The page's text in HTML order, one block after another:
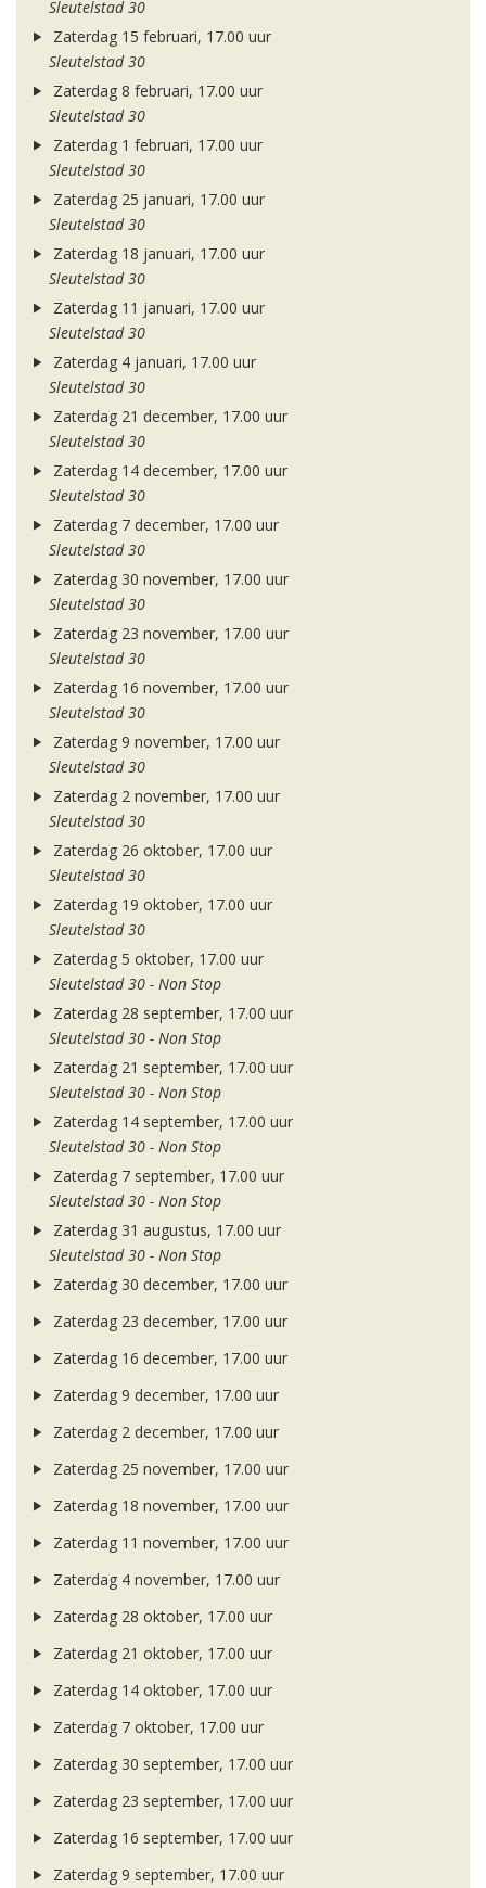
Sleutelstad 30
Zaterdag 15 februari, 17.00 uur
Sleutelstad 30
Zaterdag 8 februari, 17.00 uur
Sleutelstad 30
Zaterdag 1 februari, 17.00 uur
Sleutelstad 30
Zaterdag 25 januari, 17.00 uur
Sleutelstad 30
Zaterdag 18 januari, 17.00 uur
Sleutelstad 30
Zaterdag 11 januari, 17.00 uur
Sleutelstad 30
Zaterdag 4 januari, 17.00 uur
Sleutelstad 30
Zaterdag 21 december, 17.00 uur
Sleutelstad 30
Zaterdag 14 december, 17.00 uur
Sleutelstad 30
Zaterdag 7 december, 17.00 uur
Sleutelstad 30
Zaterdag 30 november, 17.00 uur
Sleutelstad 30
Zaterdag 23 november, 17.00 uur
Sleutelstad 30
Zaterdag 16 november, 17.00 uur
Sleutelstad 30
Zaterdag 9 november, 17.00 uur
Sleutelstad 30
Zaterdag 2 november, 17.00 uur
Sleutelstad 30
Zaterdag 26 oktober, 17.00 uur
Sleutelstad 30
Zaterdag 19 oktober, 17.00 uur
Sleutelstad 30
Zaterdag 5 oktober, 17.00 uur
Sleutelstad 30 - Non Stop
Zaterdag 28 september, 17.00 uur
Sleutelstad 30 - Non Stop
Zaterdag 21 september, 17.00 uur
Sleutelstad 30 - Non Stop
Zaterdag 14 september, 17.00 uur
Sleutelstad 30 - Non Stop
Zaterdag 7 september, 17.00 uur
Sleutelstad 30 - Non Stop
Zaterdag 31 augustus, 17.00 uur
Sleutelstad 30 - Non Stop
Zaterdag 30 december, 17.00 uur
Zaterdag 23 december, 17.00 uur
Zaterdag 16 december, 17.00 uur
Zaterdag 9 december, 17.00 uur
Zaterdag 2 december, 17.00 uur
Zaterdag 25 november, 17.00 uur
Zaterdag 18 november, 17.00 uur
Zaterdag 11 november, 17.00 uur
Zaterdag 4 november, 17.00 uur
Zaterdag 28 oktober, 17.00 uur
Zaterdag 21 oktober, 17.00 uur
Zaterdag 14 oktober, 17.00 uur
Zaterdag 7 oktober, 17.00 uur
Zaterdag 30 september, 17.00 uur
Zaterdag 23 september, 17.00 uur
Zaterdag 16 september, 17.00 uur
Zaterdag 9 september, 17.00 uur